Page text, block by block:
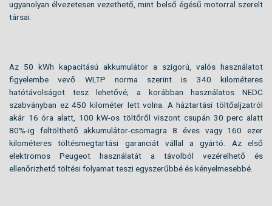
ugyanolyan élvezetesen vezethető, mint belső égésű motorral szerelt
társai.
Az 50 kWh kapacitású akkumulátor a szigorú, valós használatot
figyelembe vevő WLTP norma szerint is 340 kilométeres
hatótávolságot tesz lehetővé; a korábban használatos NEDC
szabványban ez 450 kilométer lett volna. A háztartási töltőaljzatról
akár 16 óra alatt, 100 kW-os töltőről viszont csupán 30 perc alatt
80%-ig feltölthető akkumulátor-csomagra 8 éves vagy 160 ezer
kilométeres töltésmegtartási garanciát vállal a gyártó. Az első
elektromos Peugeot használatát a távolból vezérelhető és
ellenőrizhető töltési folyamat teszi egyszerűbbé és kényelmesebbé.